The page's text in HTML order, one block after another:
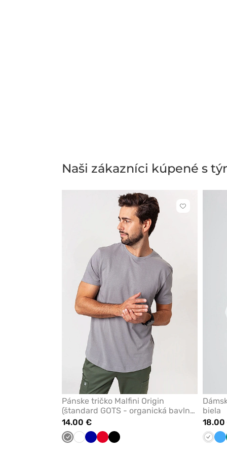
Naši zákazníci kúpené s
Kliknite
Pánske tričko Malfini Origin
(štandard GOTS - organická bavlna)
šedá
14.00 €
TmavoBielaTmavoČervenáČierna
biela
18.00
Biela